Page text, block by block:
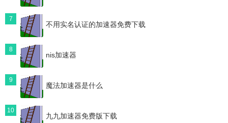
7
不用实名认证的加速器免费下载
8
nis加速器
9
魔法加速器是什么
10
九九加速器免费版下载